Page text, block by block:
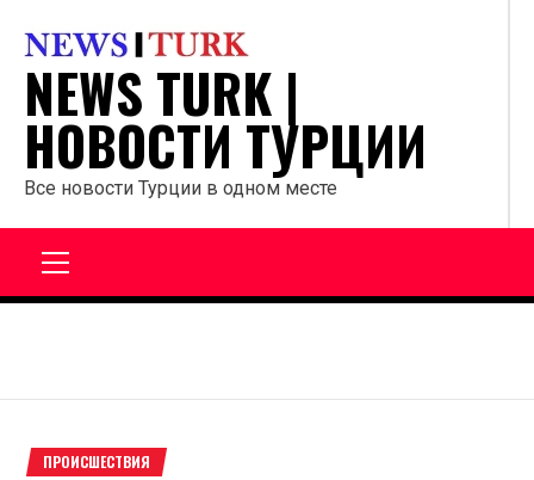
содержанию
NEWS TURK |
НОВОСТИ ТУРЦИИ
Все новости Турции в одном месте
ПРОИСШЕСТВИЯ